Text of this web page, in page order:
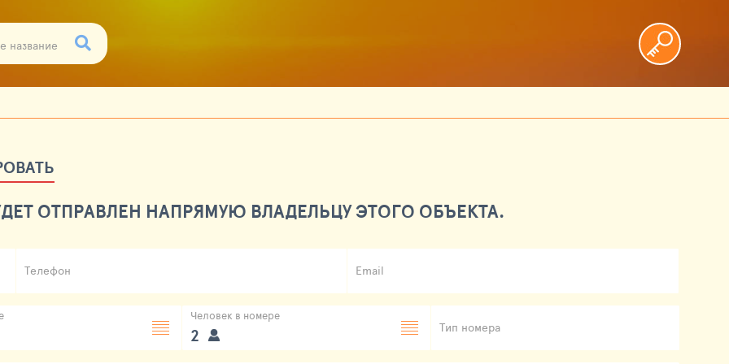
ОТПРАВЛЕН НАПРЯМУЮ ВЛАДЕЛЬЦУ ЭТОГО ОБЪЕКТА.
Телефон Email
Человек в номере
2 Тип номера